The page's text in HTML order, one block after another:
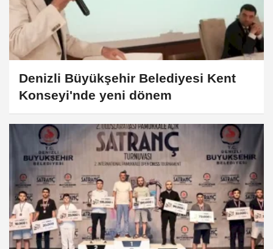
Denizli Büyükşehir Belediyesi Kent
Konseyi'nde yeni dönem